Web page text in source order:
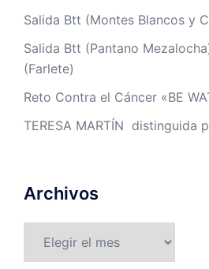
Salida Btt (Montes Blancos y
Salida Btt (Pantano
(Farlete)
Reto Contra el Cáncer «BE
TERESA MARTÍN distinguida
Archivos